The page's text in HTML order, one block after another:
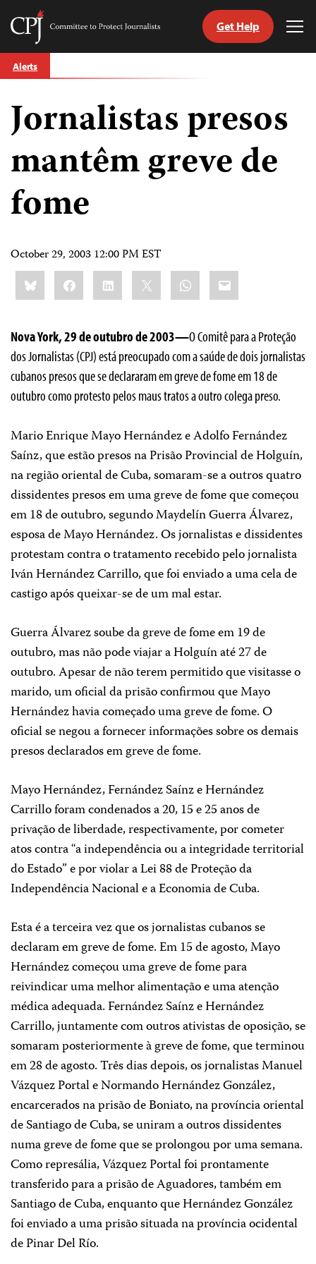
Skip
to
Committee
Journalists
Get Help
Alerts
Jornalistas presos
mantêm greve de
fome
October 29, 2003 12:00 PM EST
Share
this:BlueskyFacebookLinkedIn WhatsApp
Email
Nova York, 29 de outubro de 2003—O Comitê para a Proteção
dos Jornalistas (CPJ) está preocupado com a saúde de dois jornalistas
cubanos presos que se declararam em greve de fome em 18 de
outubro como protesto pelos maus tratos a outro colega preso.
Mario Enrique Mayo Hernández e Adolfo Fernández
Saínz, que estão presos na Prisão Provincial de Holguín,
na região oriental de Cuba, somaram-se a outros quatro
dissidentes presos em uma greve de fome que começou
em 18 de outubro, segundo Maydelín Guerra Álvarez,
esposa de Mayo Hernández. Os jornalistas e dissidentes
protestam contra o tratamento recebido pelo jornalista
Iván Hernández Carrillo, que foi enviado a uma cela de
castigo após queixar-se de um mal estar.
Guerra Álvarez soube da greve de fome em 19 de
outubro, mas não pode viajar a Holguín até 27 de
outubro. Apesar de não terem permitido que visitasse o
marido, um oficial da prisão confirmou que Mayo
Hernández havia começado uma greve de fome. O
oficial se negou a fornecer informações sobre os demais
presos declarados em greve de fome.
Mayo Hernández, Fernández Saínz e Hernández
Carrillo foram condenados a 20, 15 e 25 anos de
privação de liberdade, respectivamente, por cometer
atos contra “a independência ou a integridade territorial
do Estado” e por violar a Lei 88 de Proteção da
Independência Nacional e a Economia de Cuba.
Esta é a terceira vez que os jornalistas cubanos se
declaram em greve de fome. Em 15 de agosto, Mayo
Hernández começou uma greve de fome para
reivindicar uma melhor alimentação e uma atenção
médica adequada. Fernández Saínz e Hernández
Carrillo, juntamente com outros ativistas de oposição, se
somaram posteriormente à greve de fome, que terminou
em 28 de agosto. Três dias depois, os jornalistas Manuel
Vázquez Portal e Normando Hernández González,
encarcerados na prisão de Boniato, na província oriental
de Santiago de Cuba, se uniram a outros dissidentes
numa greve de fome que se prolongou por uma semana.
Como represália, Vázquez Portal foi prontamente
transferido para a prisão de Aguadores, também em
Santiago de Cuba, enquanto que Hernández González
foi enviado a uma prisão situada na província ocidental
de Pinar Del Río.